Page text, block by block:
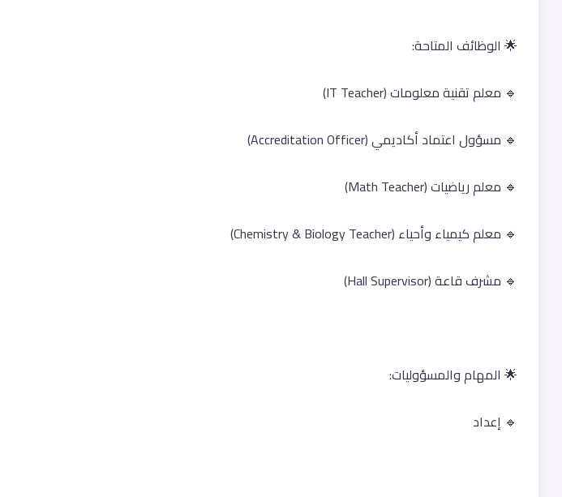
🌟 الوظائف المتاحة:
🔹 معلم تقنية معلومات (IT Teacher)
🔹 مسؤول اعتماد أكاديمي (Accreditation Officer)
🔹 معلم رياضيات (Math Teacher)
🔹 معلم كيمياء وأحياء (Chemistry & Biology Teacher)
🔹 مشرف قاعة (Hall Supervisor)
🌟 المهام والمسؤوليات:
🔹 إعداد